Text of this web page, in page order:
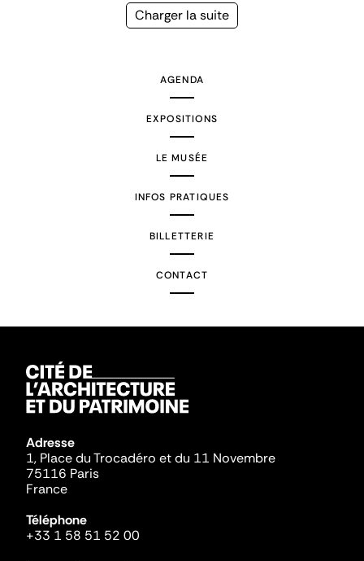
Page
Charger la suite
AGENDA
EXPOSITIONS
LE MUSÉE
INFOS PRATIQUES
BILLETTERIE
CONTACT
Adresse
1, Place du Trocadéro et du 11 Novembre
75116 Paris
France
Téléphone
+33 1 58 51 52 00